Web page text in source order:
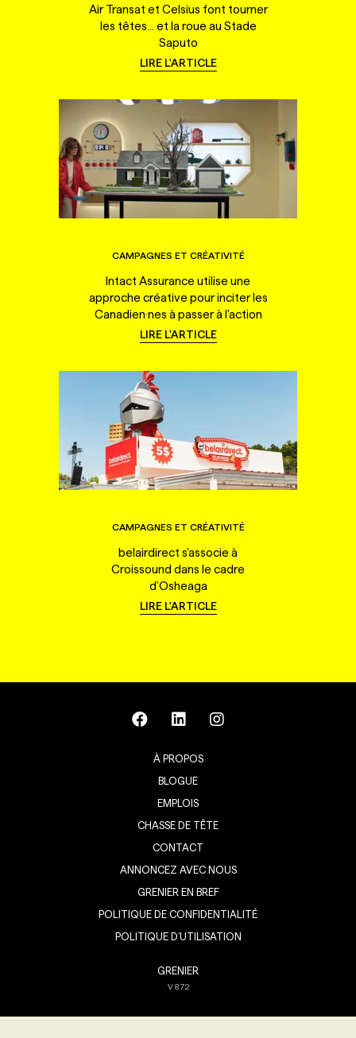
Air Transat et Celsius font tourner
les têtes... et la roue au Stade
Saputo
LIRE L'ARTICLE
CAMPAGNES ET CRÉATIVITÉ
Intact Assurance utilise une
approche créative pour inciter les
Canadien·nes à passer à l'action
LIRE L'ARTICLE
CAMPAGNES ET CRÉATIVITÉ
belairdirect s'associe à
Croissound dans le cadre
d'Osheaga
LIRE L'ARTICLE
À PROPOS
BLOGUE
EMPLOIS
CHASSE DE TÊTE
CONTACT
ANNONCEZ AVEC NOUS
GRENIER EN BREF
POLITIQUE DE CONFIDENTIALITÉ
POLITIQUE D’UTILISATION
GRENIER
V8.7.2